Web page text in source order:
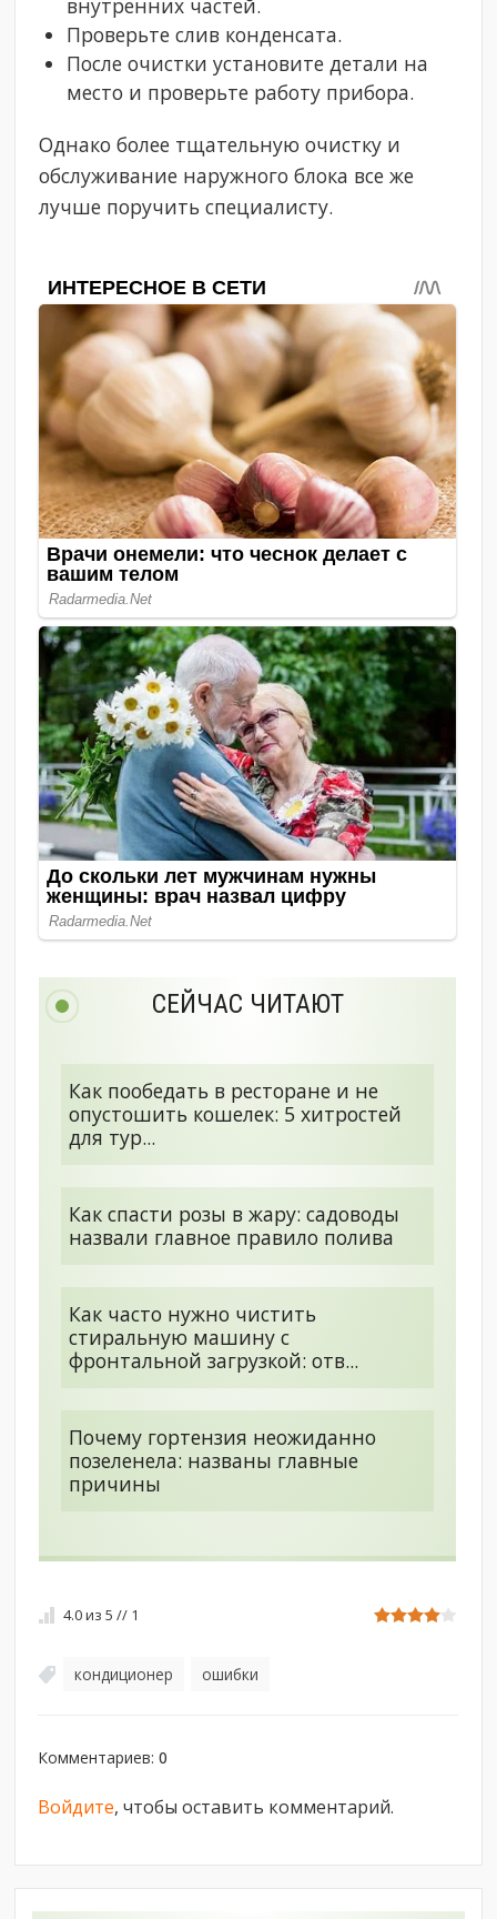
Проверьте слив конденсата.
После очистки установите детали на
место и проверьте работу прибора.
Однако более тщательную очистку и
обслуживание наружного блока все же
лучше поручить специалисту.
СЕЙЧАС ЧИТАЮТ
Как пообедать в ресторане и не
опустошить кошелек: 5 хитростей
для тур...
Как спасти розы в жару: садоводы
назвали главное правило полива
Как часто нужно чистить
стиральную машину с
фронтальной загрузкой: отв...
Почему гортензия неожиданно
позеленела: названы главные
причины
4.0из5 // 1
кондиционер ошибки
Комментариев:0
Войдите, чтобы оставить комментарий.